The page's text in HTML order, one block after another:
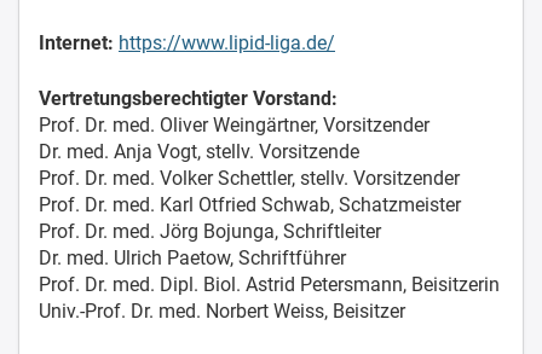
Internet: https://www.lipid-liga.de/
Vertretungsberechtigter Vorstand:
Prof. Dr. med. Oliver Weingärtner, Vorsitzender
Dr. med. Anja Vogt, stellv. Vorsitzende
Prof. Dr. med. Volker Schettler, stellv. Vorsitzender
Prof. Dr. med. Karl Otfried Schwab, Schatzmeister
Prof. Dr. med. Jörg Bojunga, Schriftleiter
Dr. med. Ulrich Paetow, Schriftführer
Prof. Dr. med. Dipl. Biol. Astrid Petersmann, Beisitzerin
Univ.-Prof. Dr. med. Norbert Weiss, Beisitzer